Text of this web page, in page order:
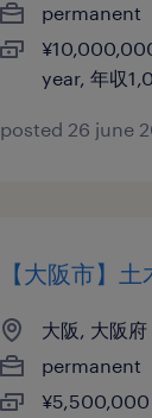
permanent
year, 年収
posted 26 june
【大阪市】
大阪, 大阪府
permanent